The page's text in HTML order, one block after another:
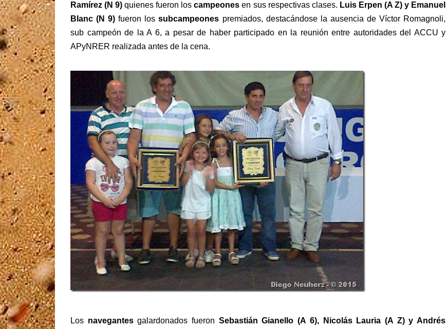
Ramírez (N 9) quienes fueron loscampeones en sus respectivas clases. Luis Erpen (A Z) y Emanuel
Blanc (N 9) fueron lossubcampeones premiados, destacándose la ausencia de Víctor Romagnoli,
sub campeón de la A 6, a pesar de haber participado en la reunión entre autoridades del ACCU y
APyNRER realizada antes de la cena.
Los navegantesgalardonados fueron Sebastián Gianello (A 6), Nicolás Lauria (A Z) y Andrés